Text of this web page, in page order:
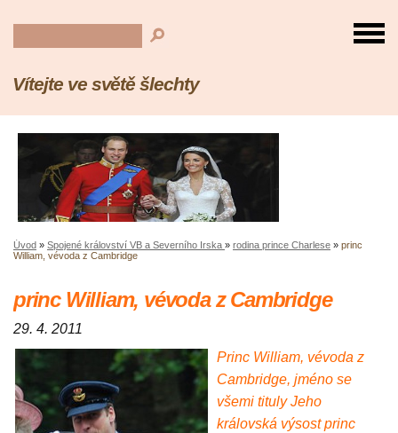
Vítejte ve světě šlechty
Úvod » Spojené království VB a Severního Irska » rodina prince Charlese » princ
William, vévoda z Cambridge
princ William, vévoda z Cambridge
29. 4. 2011
Princ William, vévoda z
Cambridge, jméno se
všemi tituly Jeho
královská výsost princ